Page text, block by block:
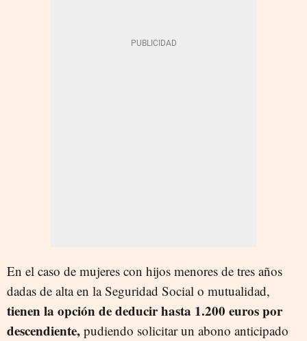
En el caso de mujeres con hijos menores de tres años
dadas de alta en la Seguridad Social o mutualidad,
tienen la opción de deducir hasta 1.200 euros por
descendiente, pudiendo solicitar un abono anticipado